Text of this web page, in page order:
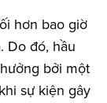
hơn bao giờ
Do đó, hầu
bởi một
sự kiện gây